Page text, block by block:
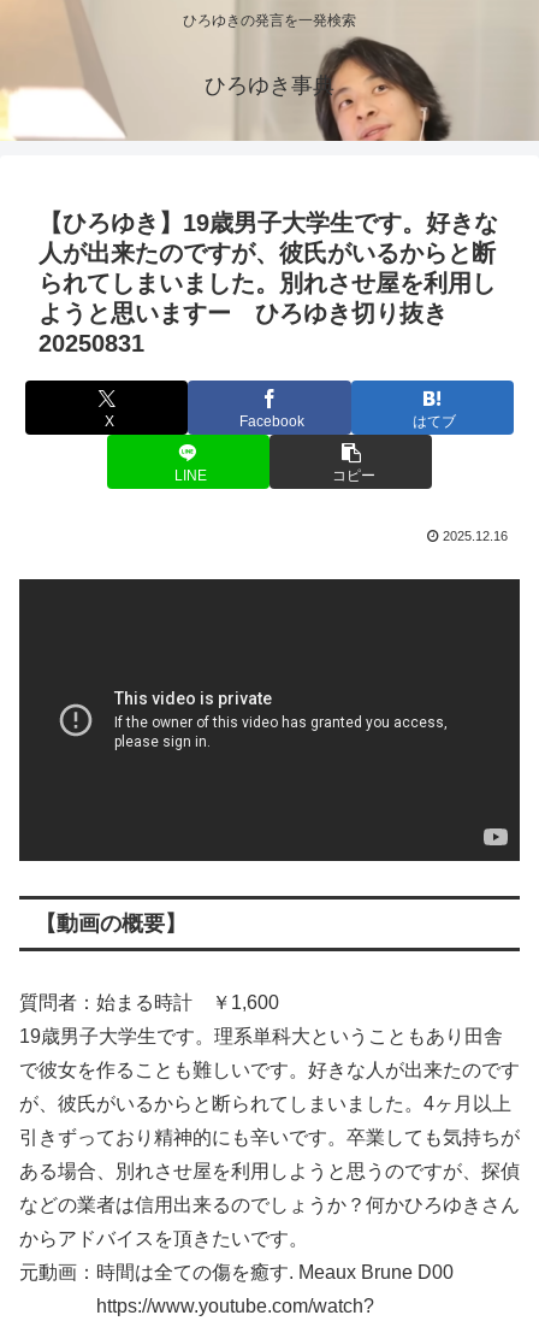
ひろゆきの発言を一発検索
ひろゆき事典
【ひろゆき】19歳男子大学生です。好きな
人が出来たのですが、彼氏がいるからと断
られてしまいました。別れさせ屋を利用し
ようと思いますー ひろゆき切り抜き
20250831
X Facebook はてブ
LINE コピー
2025.12.16
【動画の概要】
質問者：始まる時計 ￥1,600
19歳男子大学生です。理系単科大ということもあり田舎
で彼女を作ることも難しいです。好きな人が出来たのです
が、彼氏がいるからと断られてしまいました。4ヶ月以上
引きずっており精神的にも辛いです。卒業しても気持ちが
ある場合、別れさせ屋を利用しようと思うのですが、探偵
などの業者は信用出来るのでしょうか？何かひろゆきさん
からアドバイスを頂きたいです。
元動画：時間は全ての傷を癒す. Meaux Brune D00
https://www.youtube.com/watch?